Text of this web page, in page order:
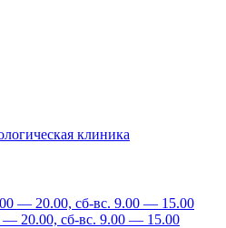
— 20.00, сб-вс. 9.00 — 15.00
20.00, сб-вс. 9.00 — 15.00